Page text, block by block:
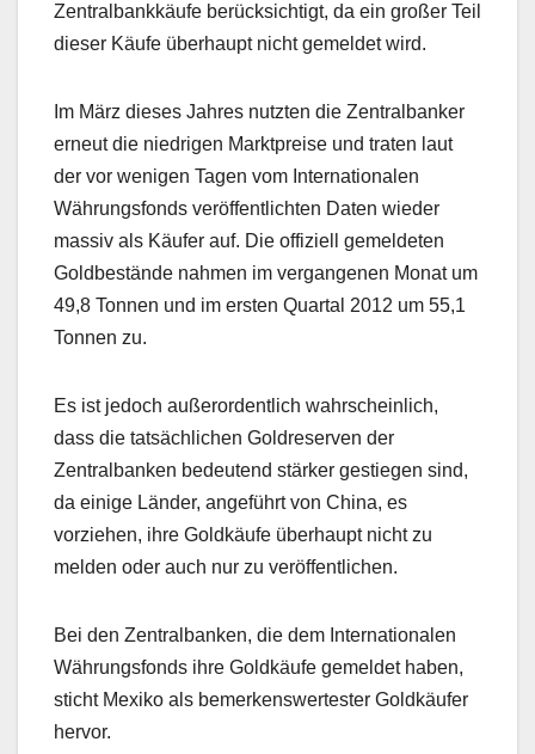
Zentralbankkäufe berücksichtigt, da ein großer Teil
dieser Käufe überhaupt nicht gemeldet wird.
Im März dieses Jahres nutzten die Zentralbanker
erneut die niedrigen Marktpreise und traten laut
der vor wenigen Tagen vom Internationalen
Währungsfonds veröffentlichten Daten wieder
massiv als Käufer auf. Die offiziell gemeldeten
Goldbestände nahmen im vergangenen Monat um
49,8 Tonnen und im ersten Quartal 2012 um 55,1
Tonnen zu.
Es ist jedoch außerordentlich wahrscheinlich,
dass die tatsächlichen Goldreserven der
Zentralbanken bedeutend stärker gestiegen sind,
da einige Länder, angeführt von China, es
vorziehen, ihre Goldkäufe überhaupt nicht zu
melden oder auch nur zu veröffentlichen.
Bei den Zentralbanken, die dem Internationalen
Währungsfonds ihre Goldkäufe gemeldet haben,
sticht Mexiko als bemerkenswertester Goldkäufer
hervor.